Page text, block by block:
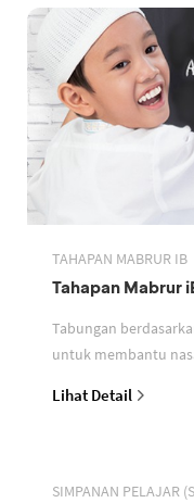
TAHAPAN MABRUR IB
Tahapan Mabrur
Tabungan berdasarkan
untuk membantu
Lihat Detail
SIMPANAN PELAJAR